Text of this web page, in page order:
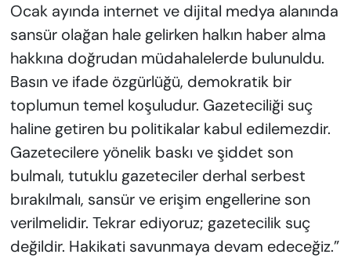
Ocak ayında internet ve dijital medya alanında
sansür olağan hale gelirken halkın haber alma
hakkına doğrudan müdahalelerde bulunuldu.
Basın ve ifade özgürlüğü, demokratik bir
toplumun temel koşuludur. Gazeteciliği suç
haline getiren bu politikalar kabul edilemezdir.
Gazetecilere yönelik baskı ve şiddet son
bulmalı, tutuklu gazeteciler derhal serbest
bırakılmalı, sansür ve erişim engellerine son
verilmelidir. Tekrar ediyoruz; gazetecilik suç
değildir. Hakikati savunmaya devam edeceğiz.”